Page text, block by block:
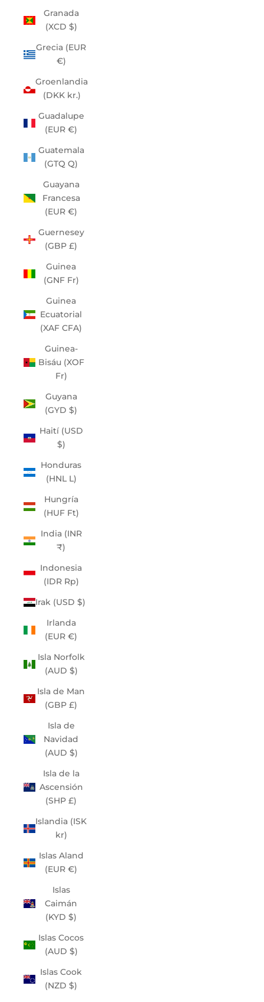
Granada
(XCD $)
Grecia (EUR
€)
Groenlandia
(DKK kr.)
Guadalupe
(EUR €)
Guatemala
(GTQ Q)
Guayana
Francesa
(EUR €)
Guernesey
(GBP £)
Guinea
(GNF Fr)
Guinea
Ecuatorial
(XAF CFA)
Guinea-
Bisáu (XOF
Fr)
Guyana
(GYD $)
Haití (USD
$)
Honduras
(HNL L)
Hungría
(HUF Ft)
India (INR
₹)
Indonesia
(IDR Rp)
Irak (USD $)
Irlanda
(EUR €)
Isla Norfolk
(AUD $)
Isla de Man
(GBP £)
Isla de
Navidad
(AUD $)
Isla de la
Ascensión
(SHP £)
Islandia (ISK
kr)
Islas Aland
(EUR €)
Islas
Caimán
(KYD $)
Islas Cocos
(AUD $)
Islas Cook
(NZD $)